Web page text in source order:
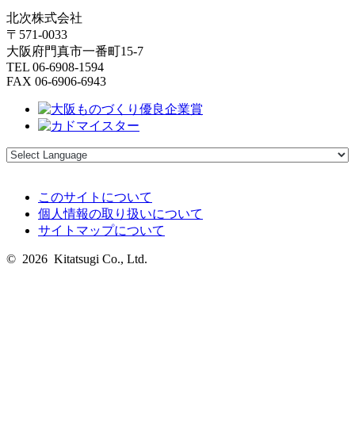
北次株式会社
〒571-0033
大阪府門真市一番町15-7
TEL 06-6908-1594
FAX 06-6906-6943
このサイトについて
個人情報の取り扱いについて
サイトマップについて
© 2026 Kitatsugi Co., Ltd.